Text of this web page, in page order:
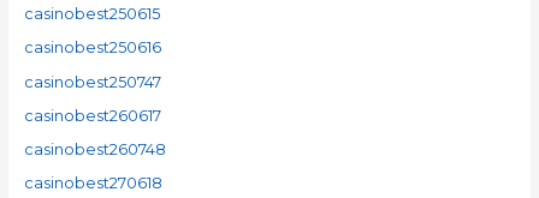
casinobest250615
casinobest250616
casinobest250747
casinobest260617
casinobest260748
casinobest270618